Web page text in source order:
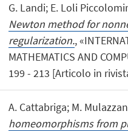
G. Landi; E. Loli
Newton method for
regularization.,
MATHEMATICS AND
199 - 213 [Articolo in
A. Cattabriga; M.
homeomorphisms from